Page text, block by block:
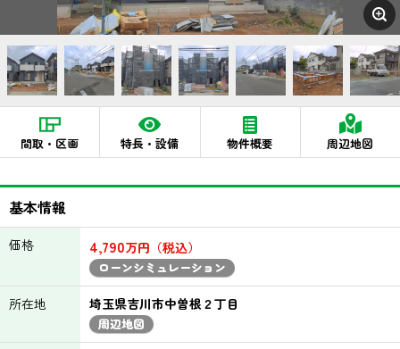
間取・区画 特長・設備 物件概要 周辺地図
基本情報
価格 4,790万円（税込）
ローンシミュレーション
所在地 埼玉県吉川市中曽根２丁目
周辺地図